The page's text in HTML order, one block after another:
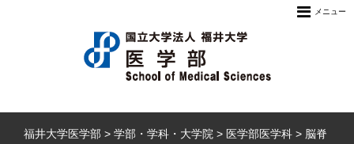
メニュー
福井大学医学部 > 学部・学科・大学院 > 医学部医学科 > 脳脊